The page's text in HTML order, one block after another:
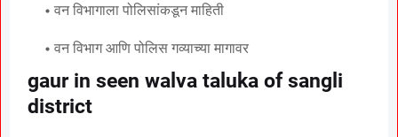
वन विभागाला पोलिसांकडून माहिती
वन विभाग आणि पोलिस गव्याच्या मागावर
gaur in seen walva taluka of sangli
district